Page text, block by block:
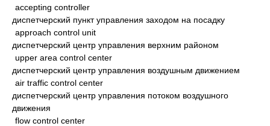
accepting controller
диспетчерский пункт управления заходом на посадку
approach control unit
диспетчерский центр управления верхним районом
upper area control center
диспетчерский центр управления воздушным движением
air traffic control center
диспетчерский центр управления потоком воздушного
движения
flow control center